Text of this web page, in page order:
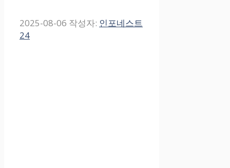
2025-08-06 작성자: 인포네스트
24